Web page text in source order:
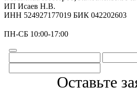
ИП Исаев Н.В.
ИНН 524927177019 БИК 042202603
ПН-СБ 10:00-17:00
Оставьте